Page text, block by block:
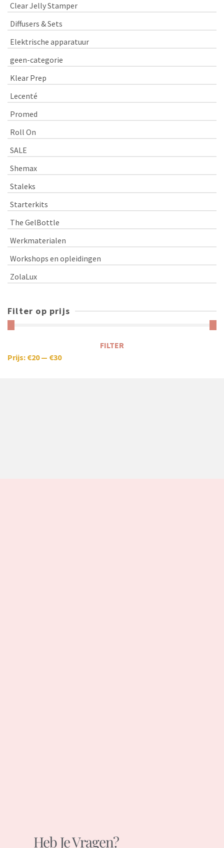
Clear Jelly Stamper
Diffusers & Sets
Elektrische apparatuur
geen-categorie
Klear Prep
Lecenté
Promed
Roll On
SALE
Shemax
Staleks
Starterkits
The GelBottle
Werkmaterialen
Workshops en opleidingen
ZolaLux
Filter op prijs
FILTER
Prijs: €20— €30
Heb Je Vragen?